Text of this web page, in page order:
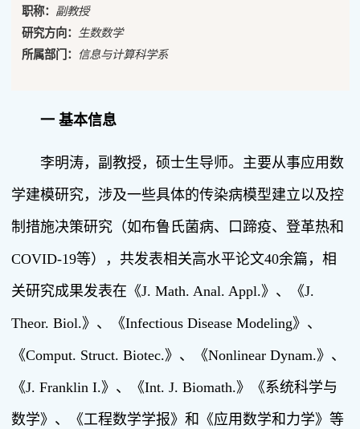
职称： 副教授
研究方向：
生数数学
所属部门：
信息与计算科学系
一 基本信息
李明涛，副教授，硕士生导师。主要从事应用数
学建模研究，涉及一些具体的传染病模型建立以及控
制措施决策研究（如布鲁氏菌病、口蹄疫、登革热和
COVID-19等），共发表相关高水平论文40余篇，相
关研究成果发表在《J. Math. Anal. Appl.》、《J.
Theor. Biol.》、《Infectious Disease Modeling》、
《Comput. Struct. Biotec.》、《Nonlinear Dynam.》、
《J. Franklin I.》、《Int. J. Biomath.》《系统科学与
数学》、《工程数学学报》和《应用数学和力学》等